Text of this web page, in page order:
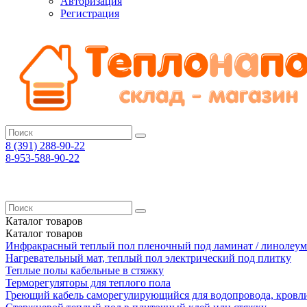
Регистрация
8 (391) 288-90-22
8-953-588-90-22
Каталог товаров
Каталог товаров
Инфракрасный теплый пол пленочный под ламинат / линолеум
Нагревательный мат, теплый пол электрический под плитку
Теплые полы кабельные в стяжку
Терморегуляторы для теплого пола
Греющий кабель саморегулирующийся для водопровода,